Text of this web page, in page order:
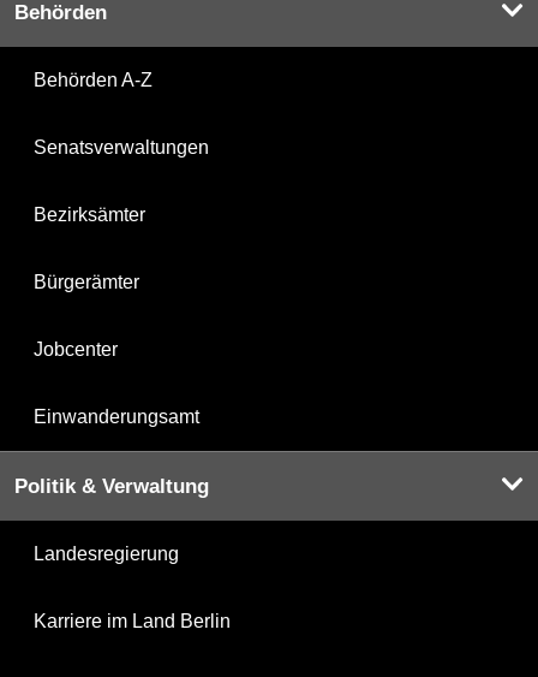
Behörden
Behörden A-Z
Senatsverwaltungen
Bezirksämter
Bürgerämter
Jobcenter
Einwanderungsamt
Politik & Verwaltung
Landesregierung
Karriere im Land Berlin